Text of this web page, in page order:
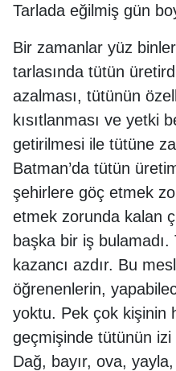
Tarlada eğilmiş gün
Bir zamanlar yüz
tarlasında tütün
azalması, tütünün
kısıtlanması ve yetki
getirilmesi ile tütüne
Batman’da tütün
şehirlere göç etmek
etmek zorunda kalan
başka bir iş
kazancı azdır. Bu
öğrenenlerin,
yoktu. Pek çok kişinin
geçmişinde tütünün izi
Dağ, bayır, ova,